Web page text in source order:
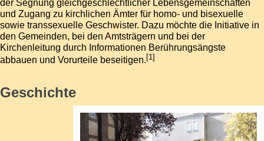
der Segnung gleichgeschlechtlicher Lebensgemeinschaften
und Zugang zu kirchlichen Ämter für homo- und bisexuelle
sowie transsexuelle Geschwister. Dazu möchte die Initiative in
den Gemeinden, bei den Amtsträgern und bei der
Kirchenleitung durch Informationen Berührungsängste
abbauen und Vorurteile beseitigen. [1]
Geschichte